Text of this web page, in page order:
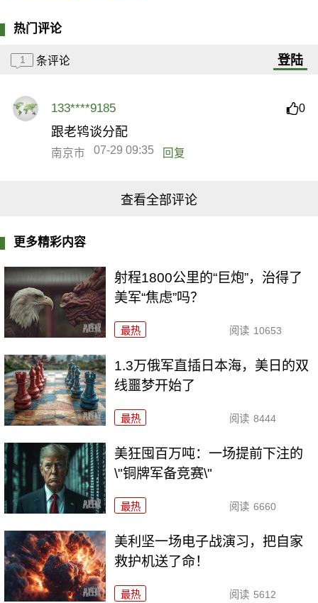
热门评论
1 条评论 登陆
133****9185 0
跟老鸨谈分配
南京市 07-29 09:35 回复
查看全部评论
更多精彩内容
射程1800公里的“巨炮”，治得了
美军“焦虑”吗？
最热 阅读 10653
1.3万俄军直插日本海，美日的双
线噩梦开始了
最热 阅读 8444
美狂囤百万吨：一场提前下注的
\"铜牌军备竞赛\"
最热 阅读 6660
美利坚一场电子战演习，把自家
救护机送了命！
最热 阅读 5612